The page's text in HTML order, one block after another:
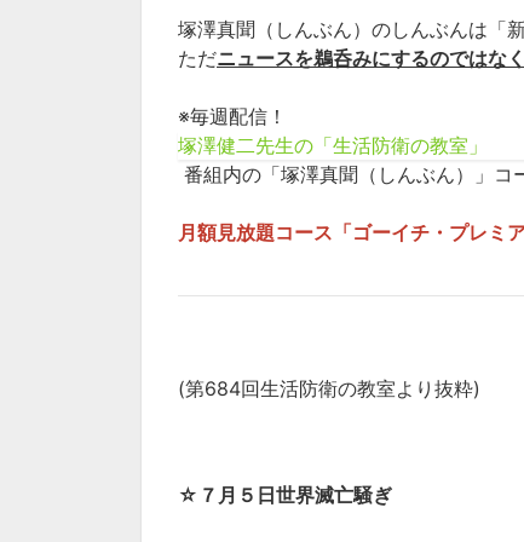
塚澤真聞（しんぶん）のしんぶんは「
ただニュースを鵜呑みにするのではな
※毎週配信！
塚澤健二先生の「生活防衛の教室」
番組内の「塚澤真聞（しんぶん）」コ
月額見放題コース「ゴーイチ・プレミ
(第684回生活防衛の教室より抜粋)
☆ ７月５日世界滅亡騒ぎ